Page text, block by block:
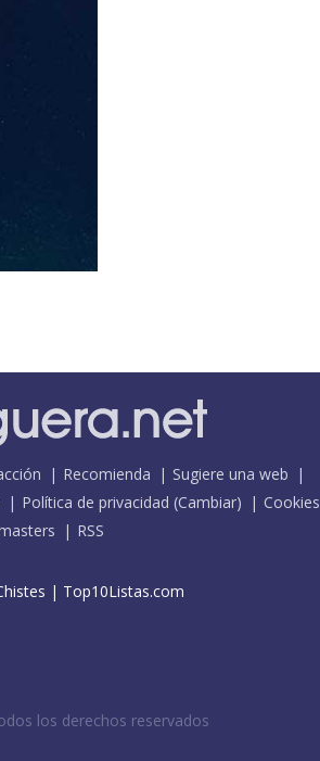
Recomienda
Sugiere una web
Política de privacidad (Cambiar)
Cookies
RSS
| Top10Listas.com
los derechos reservados